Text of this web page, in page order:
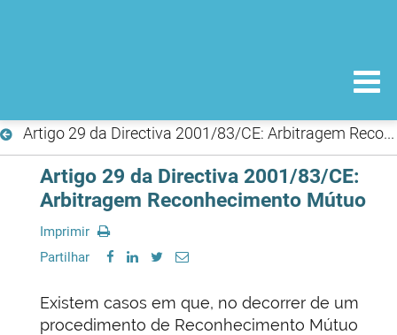
Artigo 29 da Directiva 2001/83/CE: Arbitragem Reconhecimento Mútuo
Artigo 29 da Directiva 2001/83/CE:
Arbitragem Reconhecimento Mútuo
Imprimir
Partilhar
Existem casos em que, no decorrer de um
procedimento de Reconhecimento Mútuo